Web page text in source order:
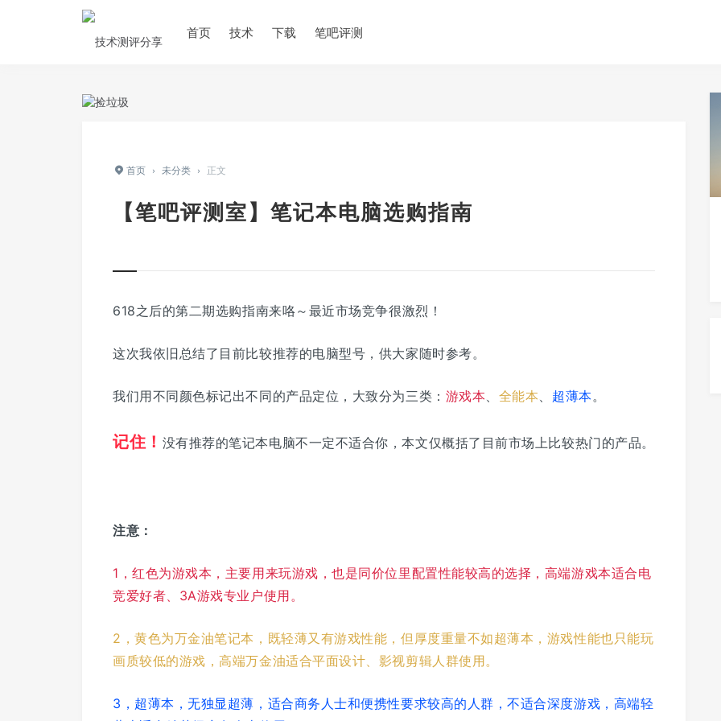
首页 技术 下载 笔吧评测
首页 › 未分类 › 正文
【笔吧评测室】笔记本电脑选购指南
618之后的第二期选购指南来咯～最近市场竞争很激烈！
这次我依旧总结了目前比较推荐的电脑型号，供大家随时参考。
我们用不同颜色标记出不同的产品定位，大致分为三类： 游戏本、 全能本、 超薄本。
记住！ 没有推荐的笔记本电脑不一定不适合你，本文仅概括了目前市场上比较热门的产品。
注意：
1，红色为游戏本，主要用来玩游戏，也是同价位里配置性能较高的选择，高端游戏本适合电
竞爱好者、3A游戏专业户使用。
2，黄色为万金油笔记本，既轻薄又有游戏性能，但厚度重量不如超薄本，游戏性能也只能玩
画质较低的游戏，高端万金油适合平面设计、影视剪辑人群使用。
3，超薄本，无独显超薄，适合商务人士和便携性要求较高的人群，不适合深度游戏，高端轻